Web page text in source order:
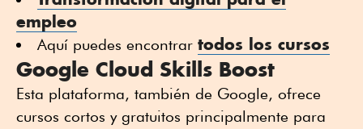
empleo
Aquí puedes encontrar todos los cursos
Google Cloud Skills Boost
Esta plataforma, también de Google, ofrece
cursos cortos y gratuitos principalmente para